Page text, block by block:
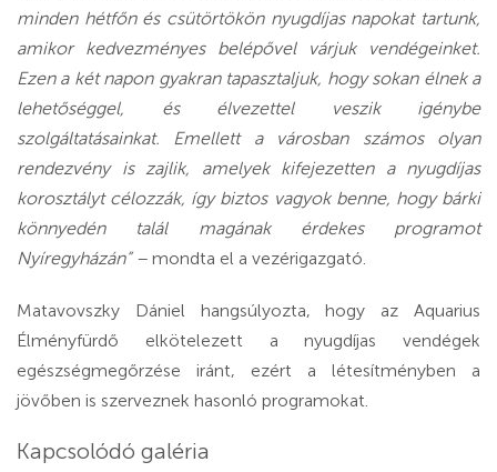
minden hétfőn és csütörtökön nyugdíjas napokat tartunk,
amikor kedvezményes belépővel várjuk vendégeinket.
Ezen a két napon gyakran tapasztaljuk, hogy sokan élnek a
lehetőséggel, és élvezettel veszik igénybe
szolgáltatásainkat. Emellett a városban számos olyan
rendezvény is zajlik, amelyek kifejezetten a nyugdíjas
korosztályt célozzák, így biztos vagyok benne, hogy bárki
könnyedén talál magának érdekes programot
Nyíregyházán” – mondta el a vezérigazgató.
Matavovszky Dániel hangsúlyozta, hogy az Aquarius
Élményfürdő elkötelezett a nyugdíjas vendégek
egészségmegőrzése iránt, ezért a létesítményben a
jövőben is szerveznek hasonló programokat.
Kapcsolódó galéria